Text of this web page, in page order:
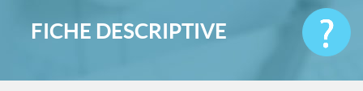
FICHE DESCRIPTIVE